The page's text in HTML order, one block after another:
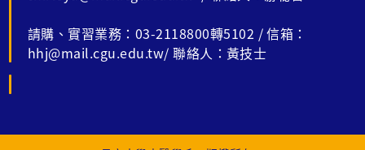
請購、實習業務：03-2118800轉5102 / 信箱：
hhj@mail.cgu.edu.tw/ 聯絡人：黃技士